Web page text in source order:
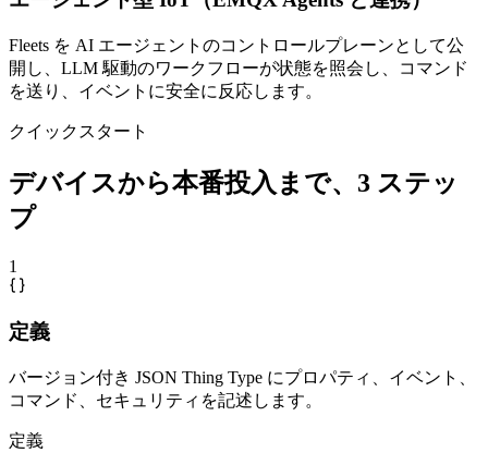
Fleets を AI エージェントのコントロールプレーンとして公
開し、LLM 駆動のワークフローが状態を照会し、コマンド
を送り、イベントに安全に反応します。
クイックスタート
デバイスから本番投入まで、3 ステッ
プ
1
定義
バージョン付き JSON Thing Type にプロパティ、イベント、
コマンド、セキュリティを記述します。
定義